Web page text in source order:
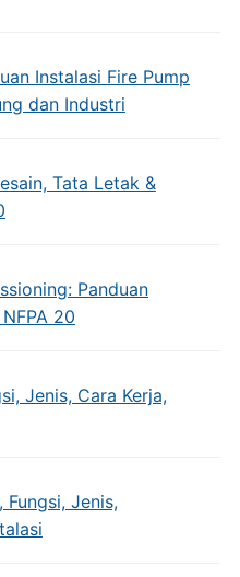
Instalasi Fire Pump
dan Industri
Tata Letak &
Panduan
20
Jenis, Cara Kerja,
Fungsi, Jenis,